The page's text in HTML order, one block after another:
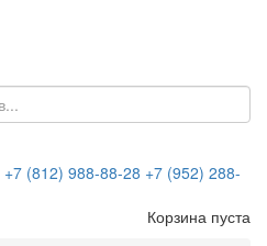
+7 (812) 988-88-28 +7 (952) 288-
Корзина пуста